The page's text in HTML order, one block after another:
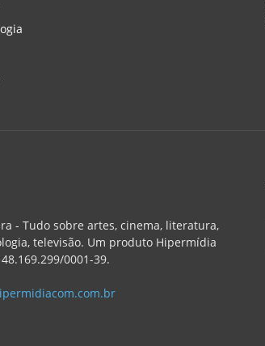
- Tudo sobre artes, cinema, literatura,
televisão. Um produto Hipermídia
0001-39.